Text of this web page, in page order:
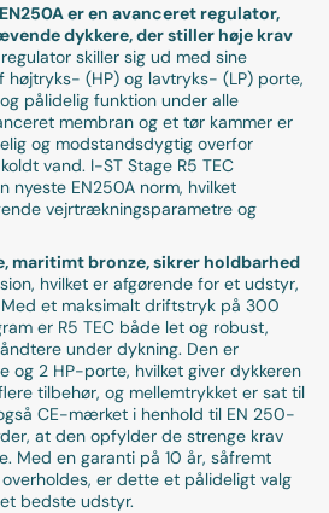
er en avanceret regulator,
dykkere, der stiller høje krav
skiller sig ud med sine
højtryks- (HP) og lavtryks- (LP) porte,
pålidelig funktion under alle
membran og et tør kammer er
og modstandsdygtig overfor
vand. I-ST Stage R5 TEC
nyeste EN250A norm, hvilket
vejrtrækningsparametre og
maritimt bronze, sikrer holdbarhed
hvilket er afgørende for et udstyr,
et maksimalt driftstryk på 300
er R5 TEC både let og robust,
under dykning. Den er
og 2 HP-porte, hvilket giver dykkeren
tilbehør, og mellemtrykket er sat til
CE-mærket i henhold til EN 250-
at den opfylder de strenge krav
Med en garanti på 10 år, såfremt
er dette et pålideligt valg
bedste udstyr.